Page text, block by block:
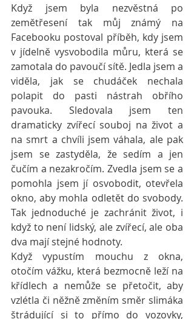
Když jsem byla nezvěstná po
zemětřesení tak můj známý na
Facebooku postoval příběh, kdy jsem
v jídelně vysvobodila můru, která se
zamotala do pavoučí sítě. Jedla jsem a
viděla, jak se chudáček nechala
polapit do pasti nástrah obřího
pavouka. Sledovala jsem ten
dramaticky zvířecí souboj na život a
na smrt a chvíli jsem váhala, ale pak
jsem se zastyděla, že sedím a jen
čučím a nezakročím. Zvedla jsem se a
pomohla jsem jí osvobodit, otevřela
okno, aby mohla odletět do svobody.
Tak jednoduché je zachránit život, i
když to není lidský, ale zvířecí, ale oba
dva mají stejné hodnoty.
Když vypustím mouchu z okna,
otočím vážku, která bezmocně leží na
křídlech a nemůže se přetočit, aby
vzlétla či něžně změním směr slimáka
štrádující si to přímo do vozovky,